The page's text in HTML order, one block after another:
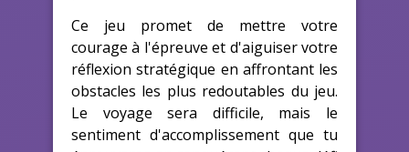
Ce jeu promet de mettre votre
courage à l'épreuve et d'aiguiser votre
réflexion stratégique en affrontant les
obstacles les plus redoutables du jeu.
Le voyage sera difficile, mais le
sentiment d'accomplissement que tu